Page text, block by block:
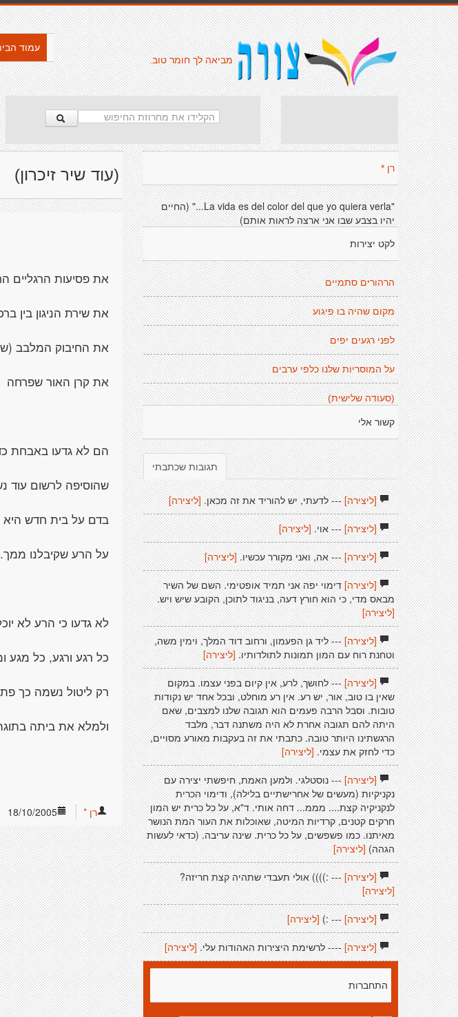
עמוד
מביאה לך חומר טוב.
(עוד שיר זיכרון)
את פסיעות הרגליים
את שירת הניגון בין
את החיבוק המלבב
את קרן האור שפרחה
הם לא גדעו באבחת
שהוסיפה לרשום עוד
בדם על בית חדש היא
על הרע שקיבלנו ממך.
לא גדעו כי הרע לא
כל רגע ורגע, כל מגע
רק ליטול נשמה כך
ולמלא את ביתה
18/10/2005 רן *
רן *
"La vida es del color del que yo quiera verla..." (החיים
יהיו בצבע שבו אני ארצה לראות אותם)
לקט יצירות
הרהורים סתמיים
מקום שהיה בו פיגוע
לפני רגעים יפים
על המוסריות שלנו כלפי ערבים
(סעודה שלישית)
קשור אלי
תגובות שכתבתי
[ליצירה]--- לדעתי, יש להוריד את זה מכאן. [ליצירה]
[ליצירה]--- אוי. [ליצירה]
[ליצירה]--- אה, ואני מקורר עכשיו.[ליצירה]
[ליצירה]דימוי יפה אני תמיד אופטימי. השם של השיר
מבאס מדי, כי הוא חורץ דעה, בניגוד לתוכן, הקובע שיש ויש.
[ליצירה]
[ליצירה]--- ליד גן הפעמון, ורחוב דוד המלך, וימין משה,
וטחנת רוח עם המון תמונות לתולדותיו. [ליצירה]
[ליצירה]--- לחושך, לרע, אין קיום בפני עצמו. במקום
שאין בו טוב, אור, יש רע. אין רע מוחלט, ובכל אחד יש נקודות
טובות. וסבל הרבה פעמים הוא תגובה שלנו למצבים, שאם
היתה להם תגובה אחרת לא היה משתנה דבר, מלבד
הרגשתינו היותר טובה. כתבתי את זה בעקבות מאורע מסויים,
כדי לחזק את עצמי. [ליצירה]
[ליצירה]--- נוסטלגי. ולמען האמת, חיפשתי יצירה עם
נקניקיות (מעשים של אחרישתיים בלילה), ודימוי הכרית
לנקניקיה קצת.... מממ... דחה אותי. ד"א, על כל כרית יש המון
חרקים קטנים, קרדיות המיטה, שאוכלות את העור המת הנושר
מאיתנו. כמו פשפשים, על כל כרית. שינה עריבה. (כדאי לעשות
הגהה) [ליצירה]
[ליצירה]--- :)))) אולי תעבדי שתהיה קצת חריזה?
[ליצירה]
[ליצירה]--- :) [ליצירה]
[ליצירה]---- לרשימת היצירות האהודות עלי. [ליצירה]
התחברות